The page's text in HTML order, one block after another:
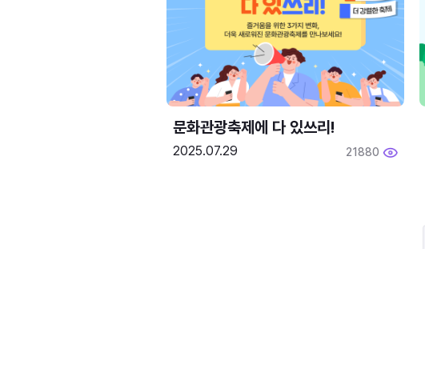
문화관광축제에 다 있쓰리!
2025.07.29 21880